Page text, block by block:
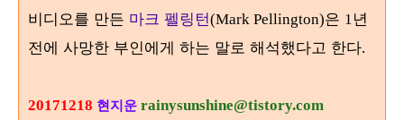
비디오를 만든 마크 펠링턴(Mark Pellington)은 1년
전에 사망한 부인에게 하는 말로 해석했다고 한다.
20171218 현지운 rainysunshine@tistory.com